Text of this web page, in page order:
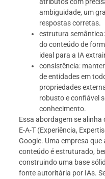
atributos com
ambiguidade, um
respostas corretas.
estrutura
do conteúdo de
ideal para a IA
consistência:
de entidades em
propriedades
robusto e confiável
conhecimento.
Essa abordagem se
E-A-T (Experiência,
Google. Uma empresa que
conteúdo é estruturado,
construindo uma base
fonte autoritária por IAs.